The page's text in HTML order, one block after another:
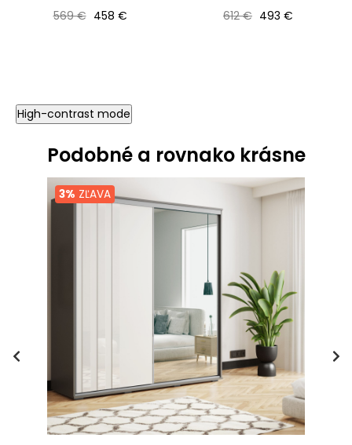
Bežná cena
569 € Cena
458 €
Bežná cena
612 € Cena
493 €
High-contrast mode
Podobné a rovnako krásne
3% ZĽAVA